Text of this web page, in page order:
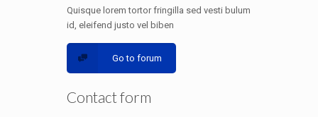
Quisque lorem tortor fringilla sed vesti bulum
id, eleifend justo vel biben
Go to forum
Contact form